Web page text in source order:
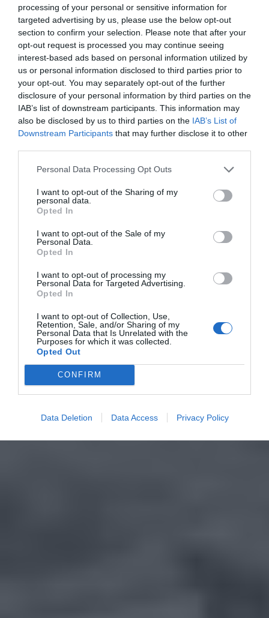
processing of your personal or sensitive information for
targeted advertising by us, please use the below opt-out
section to confirm your selection. Please note that after your
opt-out request is processed you may continue seeing
interest-based ads based on personal information utilized by
us or personal information disclosed to third parties prior to
your opt-out. You may separately opt-out of the further
disclosure of your personal information by third parties on the
IAB’s list of downstream participants. This information may
also be disclosed by us to third parties on the IAB’s List of
Downstream Participants that may further disclose it to other
Personal Data Processing Opt Outs
I want to opt-out of the Sharing of my
personal data.
Opted In
I want to opt-out of the Sale of my
Personal Data.
Opted In
I want to opt-out of processing my
Personal Data for Targeted Advertising.
Opted In
I want to opt-out of Collection, Use,
Retention, Sale, and/or Sharing of my
Personal Data that Is Unrelated with the
Purposes for which it was collected.
Opted Out
CONFIRM
Data Deletion Data Access Privacy Policy